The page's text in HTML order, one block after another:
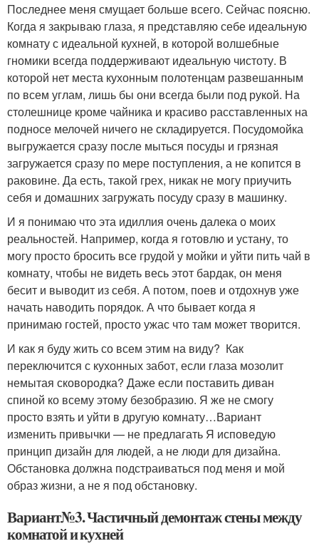
Последнее меня смущает больше всего. Сейчас поясню.
Когда я закрываю глаза, я представляю себе идеальную
комнату с идеальной кухней, в которой волшебные
гномики всегда поддерживают идеальную чистоту. В
которой нет места кухонным полотенцам развешанным
по всем углам, лишь бы они всегда были под рукой. На
столешнице кроме чайника и красиво расставленных на
подносе мелочей ничего не складируется. Посудомойка
выгружается сразу после мыться посуды и грязная
загружается сразу по мере поступления, а не копится в
раковине. Да есть, такой грех, никак не могу приучить
себя и домашних загружать посуду сразу в машинку.
И я понимаю что эта идиллия очень далека о моих
реальностей. Например, когда я готовлю и устану, то
могу просто бросить все грудой у мойки и уйти пить чай в
комнату, чтобы не видеть весь этот бардак, он меня
бесит и выводит из себя. А потом, поев и отдохнув уже
начать наводить порядок. А что бывает когда я
принимаю гостей, просто ужас что там может творится.
И как я буду жить со всем этим на виду? Как
переключится с кухонных забот, если глаза мозолит
немытая сковородка? Даже если поставить диван
спиной ко всему этому безобразию. Я же не смогу
просто взять и уйти в другую комнату…Вариант
изменить привычки — не предлагать Я исповедую
принцип дизайн для людей, а не люди для дизайна.
Обстановка должна подстраиваться под меня и мой
образ жизни, а не я под обстановку.
Вариант№3. Частичный демонтаж стены между
комнатой и кухней